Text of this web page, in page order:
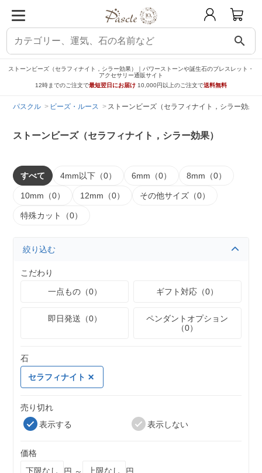
search
ストーンビーズ（セラフィナイト，シラー効果）｜パワーストーンや誕生石のブレスレット・
アクセサリー通販サイト
12時までのご注文で最短翌日にお届け 10,000円以上のご注文で送料無料
パスクル ビーズ・ルース ストーンビーズ（セラフィナイト，シラー効果）
ストーンビーズ（セラフィナイト，シラー効果）
すべて 4mm以下（0） 6mm（0） 8mm（0）
10mm（0） 12mm（0） その他サイズ（0）
特殊カット（0）
絞り込む
こだわり
一点もの（0）
ギフト対応（0）
即日発送（0）
ペンダントオプション
（0）
石
セラフィナイト
売り切れ
表示する
表示しない
価格